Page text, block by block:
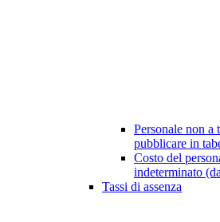
Personale non a
pubblicare in
Costo del
indeterminato
Tassi di assenza